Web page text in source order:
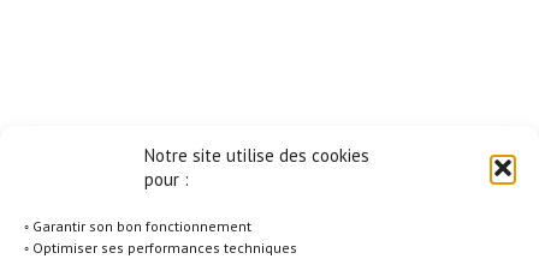
Notre site utilise des cookies
pour :
◦ Garantir son bon fonctionnement
◦ Optimiser ses performances techniques